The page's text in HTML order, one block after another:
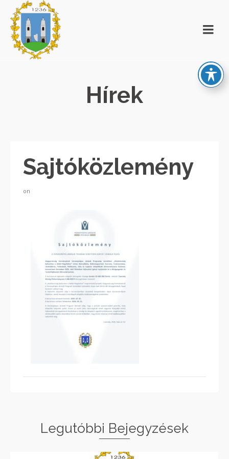
Hírek
Sajtóközlemény
on
Legutóbbi Bejegyzések